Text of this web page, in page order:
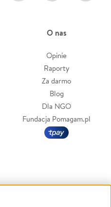
O nas
Opinie
Raporty
Za darmo
Blog
Dla NGO
Fundacja Pomagam.pl